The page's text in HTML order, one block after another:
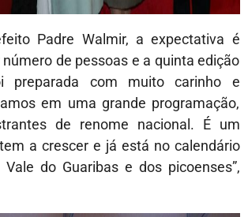
Padre Walmir, a expectativa é
de pessoas e a quinta edição
preparada com muito carinho e
em uma grande programação,
de renome nacional. É um
a crescer e já está no calendário
do Guaribas e dos picoenses”,